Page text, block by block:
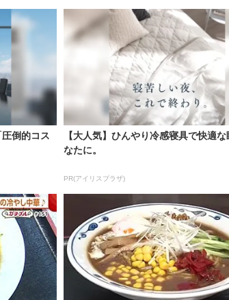
倒的コス
【大人気】ひんやり冷感寝具で快適
なたに。
PR(アイリスプラザ)